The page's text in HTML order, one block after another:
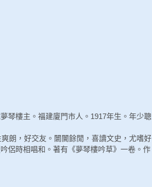
琴樓主。福建廈門市人。1917年生。年少聰
朗，好交友。闤闠餘閒，喜讀文史，尤嗜好
侶時相唱和。著有《夢琴樓吟草》一卷。作